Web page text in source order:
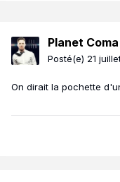
Planet Coma
Posté(e) 21
On dirait la pochette